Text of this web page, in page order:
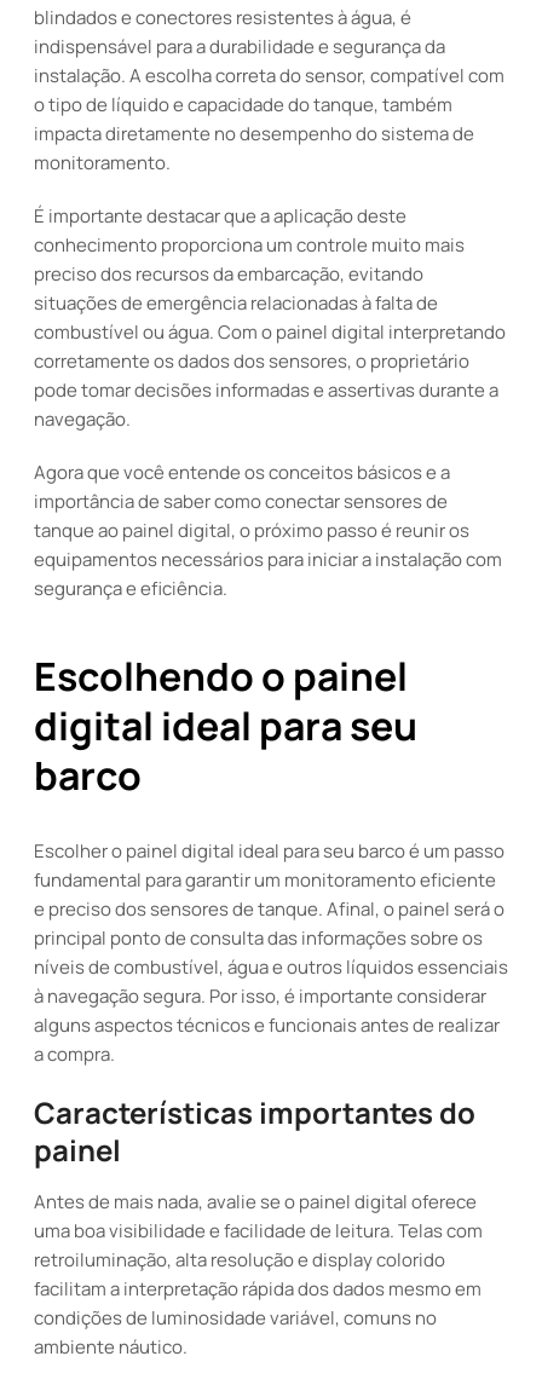
blindados e conectores resistentes à água, é
indispensável para a durabilidade e segurança da
instalação. A escolha correta do sensor, compatível com
o tipo de líquido e capacidade do tanque, também
impacta diretamente no desempenho do sistema de
monitoramento.
É importante destacar que a aplicação deste
conhecimento proporciona um controle muito mais
preciso dos recursos da embarcação, evitando
situações de emergência relacionadas à falta de
combustível ou água. Com o painel digital interpretando
corretamente os dados dos sensores, o proprietário
pode tomar decisões informadas e assertivas durante a
navegação.
Agora que você entende os conceitos básicos e a
importância de saber como conectar sensores de
tanque ao painel digital, o próximo passo é reunir os
equipamentos necessários para iniciar a instalação com
segurança e eficiência.
Escolhendo o painel
digital ideal para seu
barco
Escolher o painel digital ideal para seu barco é um passo
fundamental para garantir um monitoramento eficiente
e preciso dos sensores de tanque. Afinal, o painel será o
principal ponto de consulta das informações sobre os
níveis de combustível, água e outros líquidos essenciais
à navegação segura. Por isso, é importante considerar
alguns aspectos técnicos e funcionais antes de realizar
a compra.
Características importantes do
painel
Antes de mais nada, avalie se o painel digital oferece
uma boa visibilidade e facilidade de leitura. Telas com
retroiluminação, alta resolução e display colorido
facilitam a interpretação rápida dos dados mesmo em
condições de luminosidade variável, comuns no
ambiente náutico.